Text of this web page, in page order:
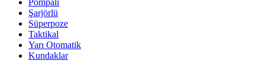
Pompalı
Şarjörlü
Süperpoze
Taktikal
Yarı Otomatik
Kundaklar